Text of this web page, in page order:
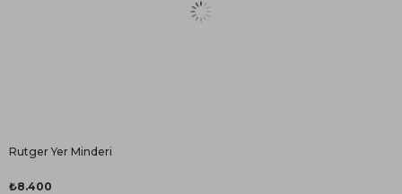
Rutger Yer Minderi
₺8.400